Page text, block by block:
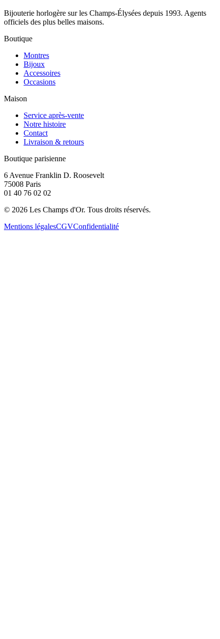
Bijouterie horlogère sur les Champs-Élysées depuis 1993. Agents
officiels des plus belles maisons.
Boutique
Montres
Bijoux
Accessoires
Occasions
Maison
Service après-vente
Notre histoire
Contact
Livraison & retours
Boutique parisienne
6 Avenue Franklin D. Roosevelt
75008 Paris
01 40 76 02 02
© 2026 Les Champs d'Or. Tous droits réservés.
Mentions légalesCGVConfidentialité